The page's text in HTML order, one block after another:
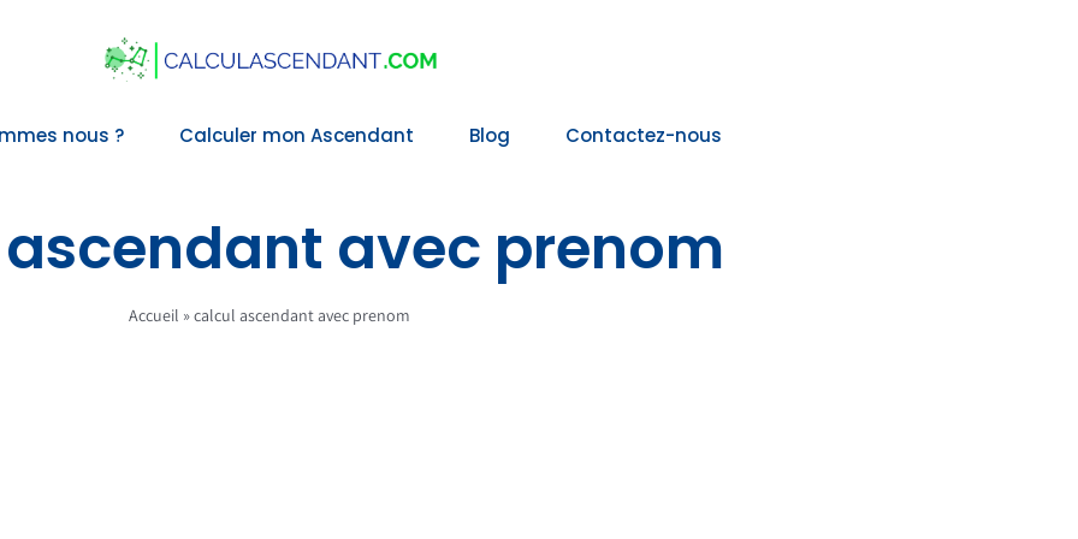
nous ? Calculer mon Ascendant Blog Contactez-nous
avec prenom
Accueil »calcul ascendant avec prenom